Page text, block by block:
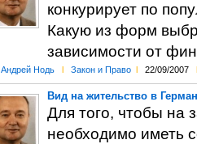
конкурирует по
Какую из форм
зависимости от
Андрей Нодь l Закон и Право l 22/09/2007 l
Вид на жительство в
Для того, чтобы на
необходимо иметь